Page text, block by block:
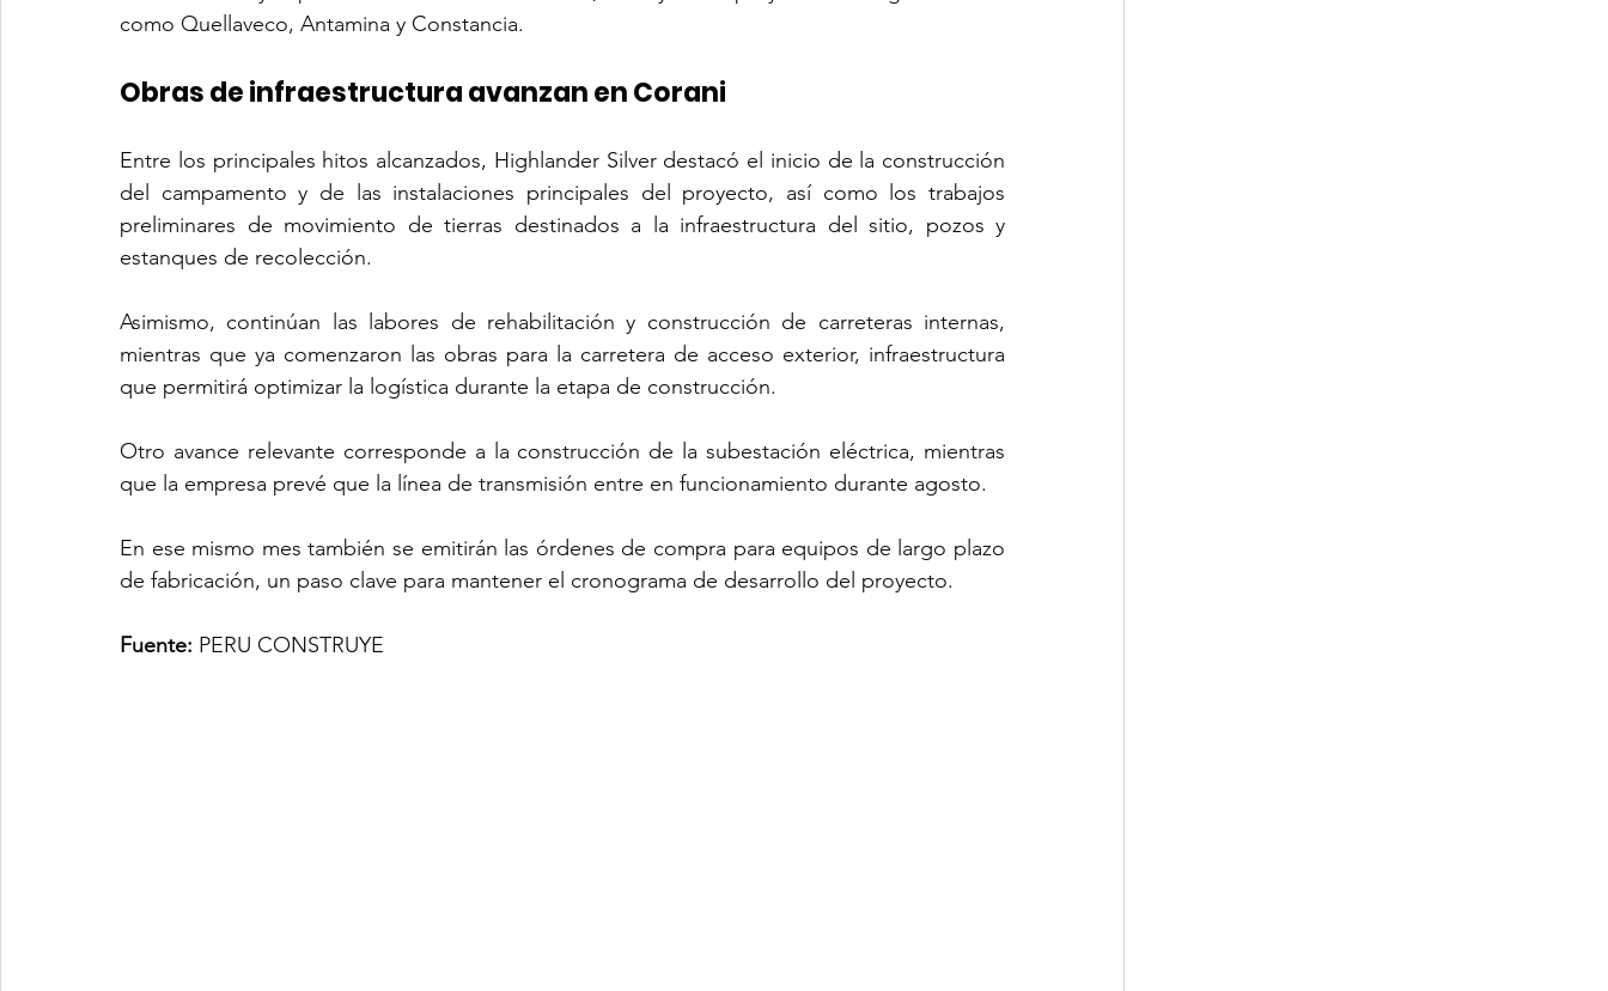
como Quellaveco, Antamina y Constancia.
Obras de infraestructura avanzan en Corani
Entre los principales hitos alcanzados, Highlander Silver destacó el inicio de la construcción
del campamento y de las instalaciones principales del proyecto, así como los trabajos
preliminares de movimiento de tierras destinados a la infraestructura del sitio, pozos y
estanques de recolección.
Asimismo, continúan las labores de rehabilitación y construcción de carreteras internas,
mientras que ya comenzaron las obras para la carretera de acceso exterior, infraestructura
que permitirá optimizar la logística durante la etapa de construcción.
Otro avance relevante corresponde a la construcción de la subestación eléctrica, mientras
que la empresa prevé que la línea de transmisión entre en funcionamiento durante agosto.
En ese mismo mes también se emitirán las órdenes de compra para equipos de largo plazo
de fabricación, un paso clave para mantener el cronograma de desarrollo del proyecto.
Fuente: PERU CONSTRUYE